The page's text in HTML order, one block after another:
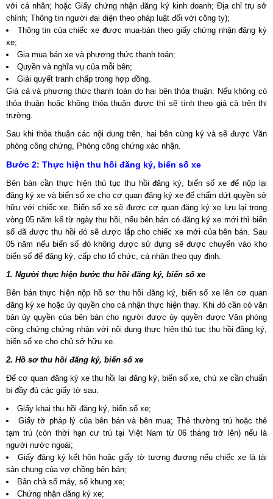
với cá nhân; hoặc Giấy chứng nhận đăng ký kinh doanh; Địa chỉ trụ sở
chính; Thông tin người đại diện theo pháp luật đối với công ty);
Thông tin của chiếc xe được mua-bán theo giấy chứng nhận đăng ký
xe;
Gia mua bán xe và phương thức thanh toán;
Quyền và nghĩa vụ của mỗi bên;
Giải quyết tranh chấp trong hợp đồng.
Giá cá và phương thức thanh toán do hai bên thỏa thuận. Nếu không có
thỏa thuận hoặc không thỏa thuận được thì sẽ tính theo giá cả trên thị
trường.
Sau khi thỏa thuận các nội dung trên, hai bên cùng ký và sẽ được Văn
phòng công chứng, Phòng công chứng xác nhận.
Bước 2: Thực hiện thu hồi đăng ký, biển số xe
Bên bán cần thực hiện thủ tục thu hồi đăng ký, biển số xe để nộp lại
đăng ký xe và biển số xe cho cơ quan đăng ký xe để chấm dứt quyền sở
hữu với chiếc xe. Biển số xe sẽ được cơ quan đăng ký xe lưu lại trong
vòng 05 năm kể từ ngày thu hồi, nếu bên bán có đăng ký xe mới thì biển
số đã được thu hồi đó sẽ được lắp cho chiếc xe mới của bên bán. Sau
05 năm nếu biển số đó không được sử dụng sẽ được chuyển vào kho
biển số để đăng ký, cấp cho tổ chức, cá nhân theo quy định.
1. Người thực hiện bước thu hồi đăng ký, biển số xe
Bên bán thực hiện nộp hồ sơ thu hồi đăng ký, biển số xe lên cơ quan
đăng ký xe hoặc ủy quyền cho cá nhận thực hiện thay. Khi đó cần có văn
bản ủy quyền của bên bán cho người được ủy quyền được Văn phòng
công chứng chứng nhận với nội dung thực hiện thủ tục thu hồi đăng ký,
biển số xe cho chủ sở hữu xe.
2. Hồ sơ thu hồi đăng ký, biển số xe
Để cơ quan đăng ký xe thu hồi lại đăng ký, biển số xe, chủ xe cần chuẩn
bị đầy đủ các giấy tờ sau:
Giấy khai thu hồi đăng ký, biển số xe;
Giấy tờ pháp lý của bên bán và bên mua; Thẻ thường trú hoặc thẻ
tạm trú (còn thời hạn cư trú tại Việt Nam từ 06 tháng trở lên) nếu là
người nước ngoài;
Giấy đăng ký kết hôn hoặc giấy tờ tương đương nếu chiếc xe là tài
sản chung của vợ chồng bên bán;
Bản chà số máy, số khung xe;
Chứng nhận đăng ký xe;